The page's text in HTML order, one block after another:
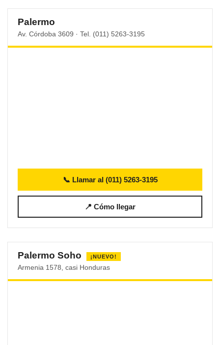
Palermo
Av. Córdoba 3609 · Tel. (011) 5263-3195
📞 Llamar al (011) 5263-3195
📍 Cómo llegar
Palermo Soho ¡NUEVO!
Armenia 1578, casi Honduras